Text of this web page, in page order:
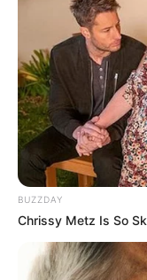
BUZZDAY
Chrissy Metz Is So